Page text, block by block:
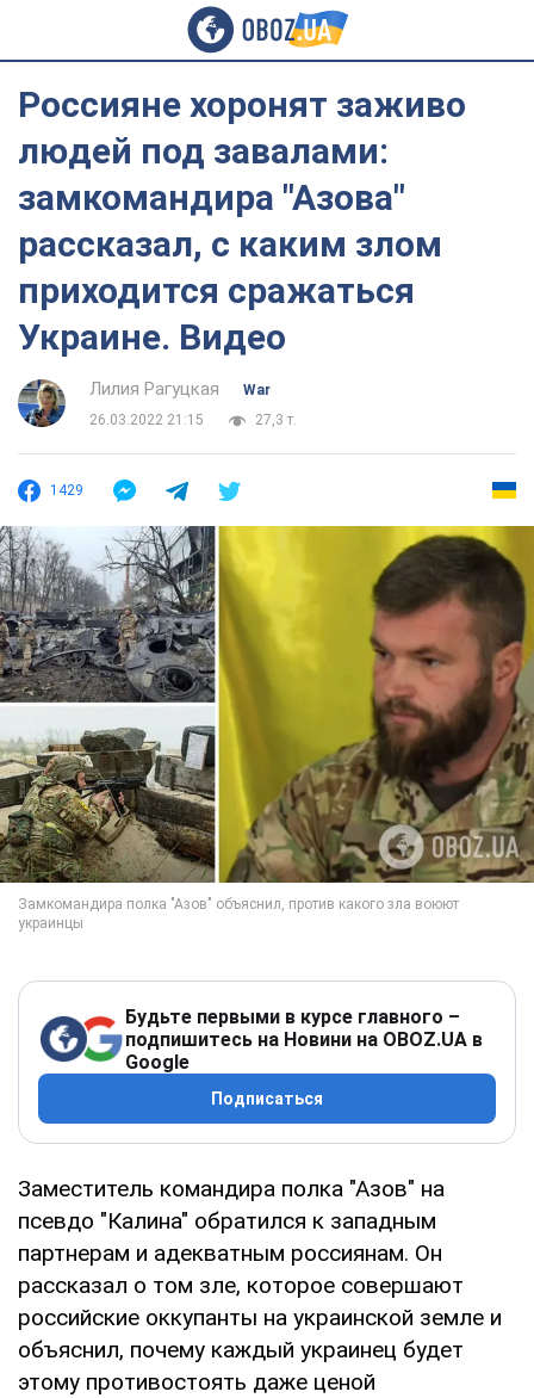
Россияне хоронят заживо
людей под завалами:
замкомандира "Азова"
рассказал, с каким злом
приходится сражаться
Украине. Видео
Лилия Рагуцкая
War
26.03.2022 21:15
27,3 т.
1429
Будьте первыми в курсе главного –
подпишитесь на Новини на OBOZ.UA в
Google
Подписаться
Заместитель командира полка "Азов" на
псевдо "Калина" обратился к западным
партнерам и адекватным россиянам. Он
рассказал о том зле, которое совершают
российские оккупанты на украинской земле и
объяснил, почему каждый украинец будет
этому противостоять даже ценой